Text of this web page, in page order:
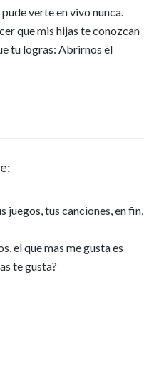
verte en vivo nunca.
que mis hijas te conozcan
tu logras: Abrirnos el
juegos, tus canciones, en fin,
el que mas me gusta es
te gusta?